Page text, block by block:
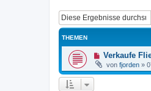
THEMEN
N
u
e
Verkaufe
von fjorden »